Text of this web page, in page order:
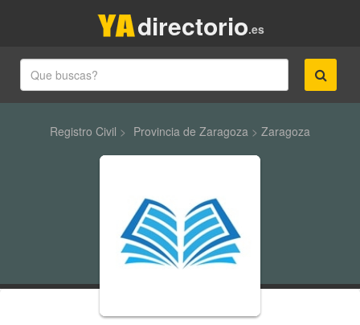
.es
directorio
Registro Civil > Provincia de Zaragoza > Zaragoza